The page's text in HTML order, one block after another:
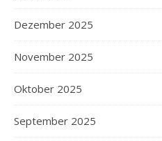
Dezember 2025
November 2025
Oktober 2025
September 2025